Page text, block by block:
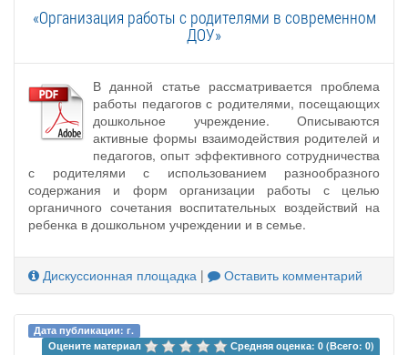
«Организация работы с родителями в современном
ДОУ»
В данной статье рассматривается проблема
работы педагогов с родителями, посещающих
дошкольное учреждение. Описываются
активные формы взаимодействия родителей и
педагогов, опыт эффективного сотрудничества
с родителями с использованием разнообразного
содержания и форм организации работы с целью
органичного сочетания воспитательных воздействий на
ребенка в дошкольном учреждении и в семье.
Дискуссионная площадка | Оставить комментарий
Дата публикации: г.
Оцените материал
Средняя оценка: 0 (Всего: 0)